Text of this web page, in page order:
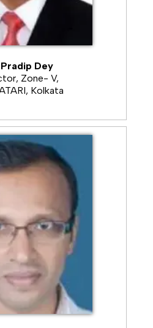
has been
Divisional Level Mela
2025 from 10th- 12th
of Rayagada
of World Soil Day at
Day has been
of Agriculture
staff of KVK, students
Kendriya Vidyalaya at
of Constitution Day with
students at KVK
training programme
OUAT for FPOs
Dey
Zone- V,
Kolkata